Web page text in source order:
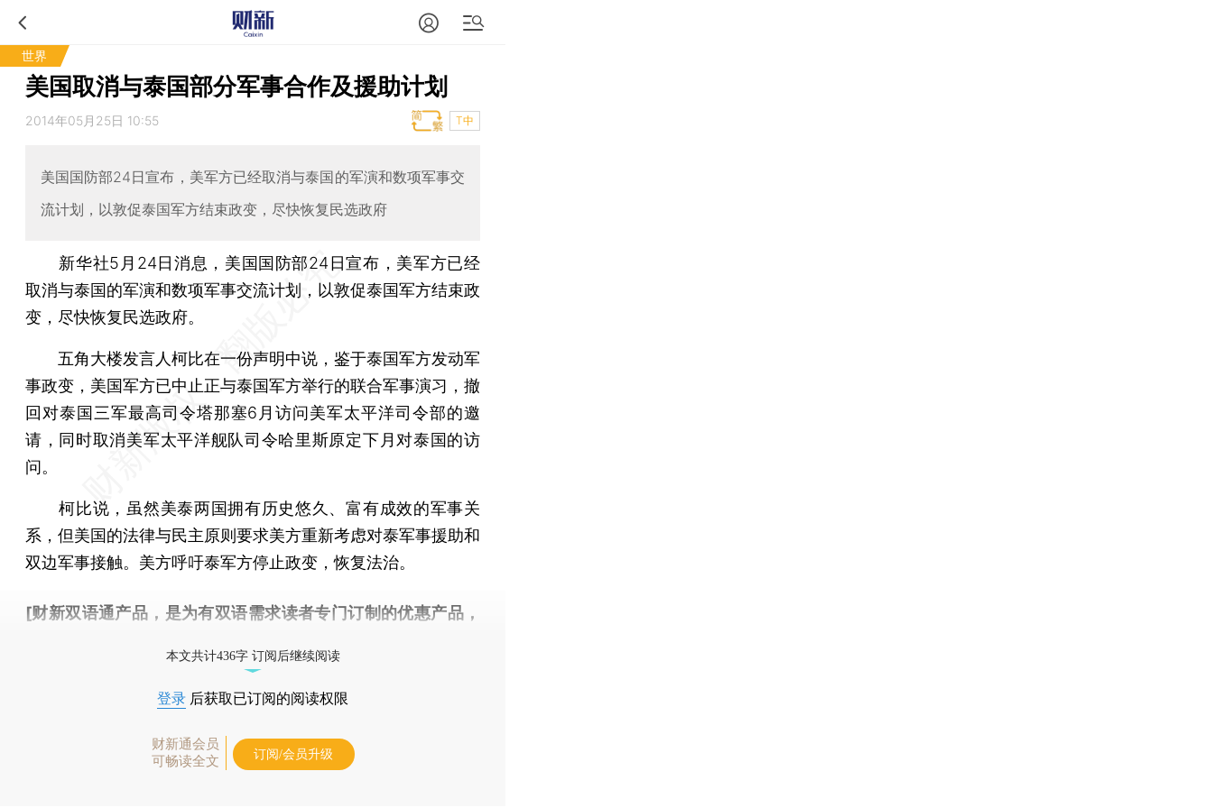
世界
美国取消与泰国部分军事合作及援助计划
2014年05月25日 10:55 T中
美国国防部24日宣布，美军方已经取消与泰国的军演和数项军事交
流计划，以敦促泰国军方结束政变，尽快恢复民选政府
新华社5月24日消息，美国国防部24日宣布，美军方已经
取消与泰国的军演和数项军事交流计划，以敦促泰国军方结束政
变，尽快恢复民选政府。
五角大楼发言人柯比在一份声明中说，鉴于泰国军方发动军
事政变，美国军方已中止正与泰国军方举行的联合军事演习，撤
回对泰国三军最高司令塔那塞6月访问美军太平洋司令部的邀
请，同时取消美军太平洋舰队司令哈里斯原定下月对泰国的访
问。
柯比说，虽然美泰两国拥有历史悠久、富有成效的军事关
系，但美国的法律与民主原则要求美方重新考虑对泰军事援助和
双边军事接触。美方呼吁泰军方停止政变，恢复法治。
[财新双语通产品，是为有双语需求读者专门订制的优惠产品，
本文共计436字 订阅后继续阅读
登录 后获取已订阅的阅读权限
财新通会员
可畅读全文
订阅/会员升级